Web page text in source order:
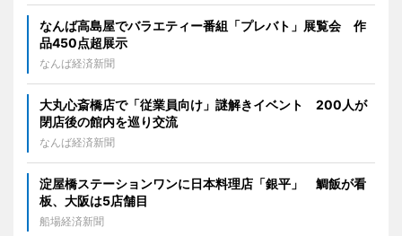
なんば高島屋でバラエティー番組「プレバト」展覧会 作
品450点超展示
なんば経済新聞
大丸心斎橋店で「従業員向け」謎解きイベント 200人が
閉店後の館内を巡り交流
なんば経済新聞
淀屋橋ステーションワンに日本料理店「銀平」 鯛飯が看
板、大阪は5店舗目
船場経済新聞